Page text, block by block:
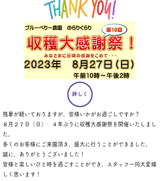
残暑が続いておりますが、皆様いかがお過ごしですか？
８月２７日（日） ４年ぶりに収穫大感謝祭を開催いたしまし
た。
多くのお客様にご来園頂き、盛大に行うことができました。
誠に、ありがとうございました！
皆様と楽しいひと時を過ごすことができ、スタッフ一同大変嬉
しく思います！